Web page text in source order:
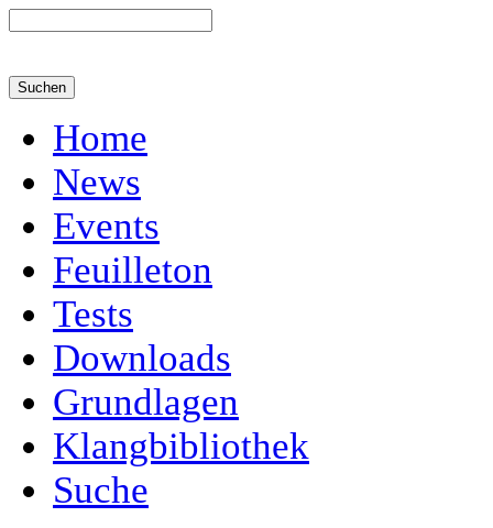
Home
News
Events
Feuilleton
Tests
Downloads
Grundlagen
Klangbibliothek
Suche